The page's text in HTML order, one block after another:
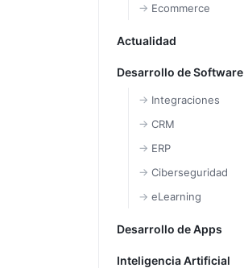
Ecommerce
Actualidad
Desarrollo de Software
Integraciones
CRM
ERP
Ciberseguridad
eLearning
Desarrollo de Apps
Inteligencia Artificial